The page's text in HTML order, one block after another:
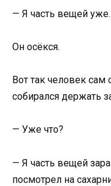
— Я часть вещей
Он осёкся.
Вот так человек
собирался держать
— Уже что?
— Я часть вещей
посмотрел на